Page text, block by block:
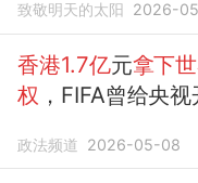
致敬明天的太阳 2026-
香港1.7亿元拿下
权 ，FIFA曾给央
政法频道 2026-05-08